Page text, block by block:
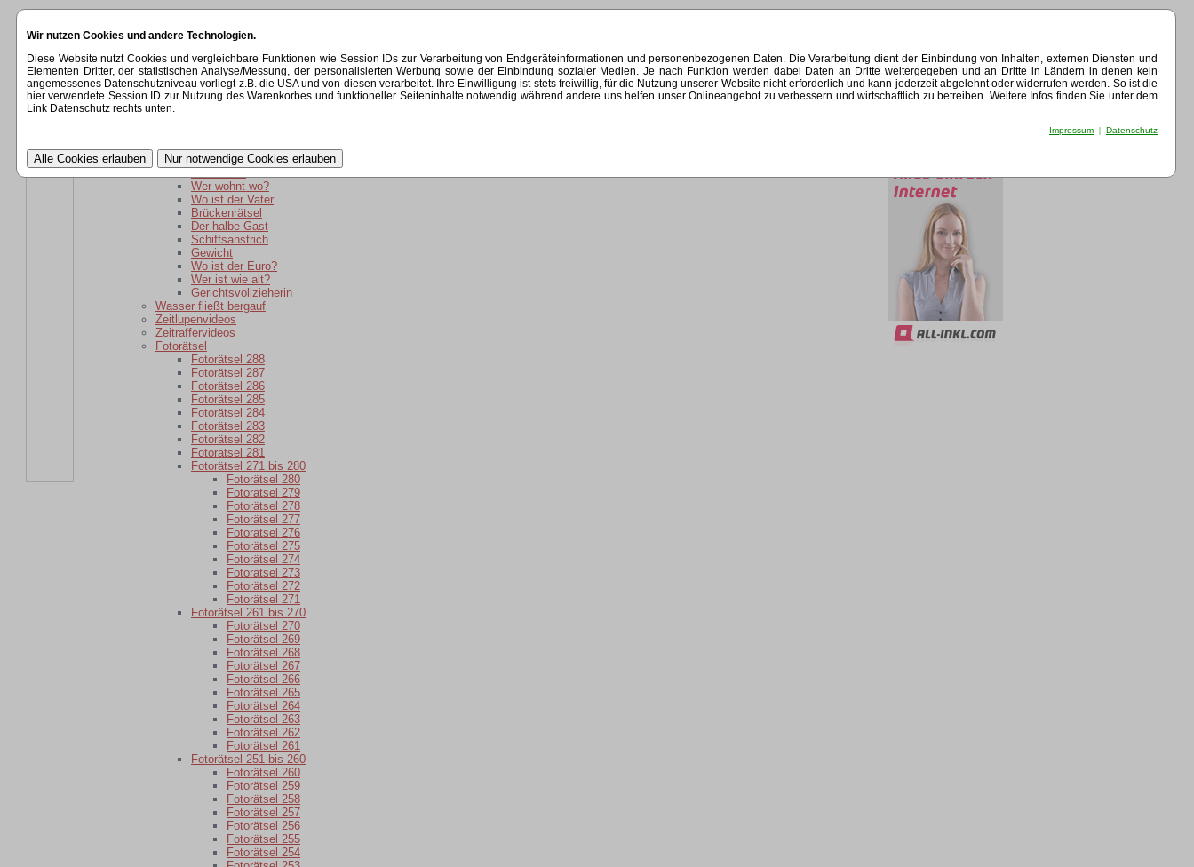
Wir nutzen Cookies und andere Technologien.
Diese Website nutzt Cookies und vergleichbare Funktionen wie Session IDs zur Verarbeitung von Endgeräteinformationen und personenbezogenen Daten. Die Verarbeitung dient der Einbindung von Inhalten, externen Diensten und
Elementen Dritter, der statistischen Analyse/Messung, der personalisierten Werbung sowie der Einbindung sozialer Medien. Je nach Funktion werden dabei Daten an Dritte weitergegeben und an Dritte in Ländern in denen kein
angemessenes Datenschutzniveau vorliegt z.B. die USA und von diesen verarbeitet. Ihre Einwilligung ist stets freiwillig, für die Nutzung unserer Website nicht erforderlich und kann jederzeit abgelehnt oder widerrufen werden. So ist die
hier verwendete Session ID zur Nutzung des Warenkorbes und funktioneller Seiteninhalte notwendig während andere uns helfen unser Onlineangebot zu verbessern und wirtschaftlich zu betreiben. Weitere Infos finden Sie unter dem
Link Datenschutz rechts unten.
Impressum | Datenschutz
Kategorien
Rätsel
Rätsel für daheim gebliebene
Wer ist wie alt?
wer ist weiter weg?
kaputte Sicherung
Kartoffelsackrätsel
Wer wohnt wo?
Wo ist der Vater
Brückenrätsel
Der halbe Gast
Schiffsanstrich
Gewicht
Wo ist der Euro?
Wer ist wie alt?
Gerichtsvollzieherin
Wasser fließt bergauf
Zeitlupenvideos
Zeitraffervideos
Fotorätsel
Fotorätsel 288
Fotorätsel 287
Fotorätsel 286
Fotorätsel 285
Fotorätsel 284
Fotorätsel 283
Fotorätsel 282
Fotorätsel 281
Fotorätsel 271 bis 280
Fotorätsel 280
Fotorätsel 279
Fotorätsel 278
Fotorätsel 277
Fotorätsel 276
Fotorätsel 275
Fotorätsel 274
Fotorätsel 273
Fotorätsel 272
Fotorätsel 271
Fotorätsel 261 bis 270
Fotorätsel 270
Fotorätsel 269
Fotorätsel 268
Fotorätsel 267
Fotorätsel 266
Fotorätsel 265
Fotorätsel 264
Fotorätsel 263
Fotorätsel 262
Fotorätsel 261
Fotorätsel 251 bis 260
Fotorätsel 260
Fotorätsel 259
Fotorätsel 258
Fotorätsel 257
Fotorätsel 256
Fotorätsel 255
Fotorätsel 254